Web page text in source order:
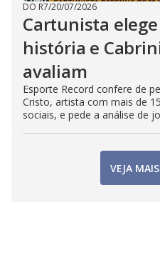
DO R7/20/07/2026
Cartunista
história e
avaliam
Esporte Record confere de
Cristo, artista com mais de
sociais, e pede a análise de
VEJA